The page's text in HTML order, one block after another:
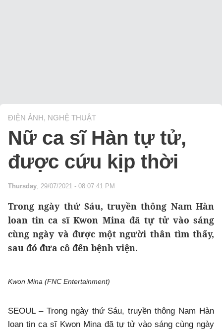
ĐIỆN ẢNH, NGHỆ THUẬT
Nữ ca sĩ Hàn tự tử,
được cứu kịp thời
Thursday, 29/07/2021 - 08:07:41 PM
Trong ngày thứ Sáu, truyền thông Nam Hàn
loan tin ca sĩ Kwon Mina đã tự tử vào sáng
cùng ngày và được một người thân tìm thấy,
sau đó đưa cô đến bệnh viện.
Kwon Mina (FNC Entertainment)
SEOUL – Trong ngày thứ Sáu, truyền thông Nam Hàn
loan tin ca sĩ Kwon Mina đã tự tử vào sáng cùng ngày